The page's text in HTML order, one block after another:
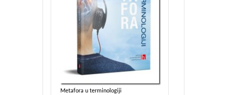
Metafora u terminologiji